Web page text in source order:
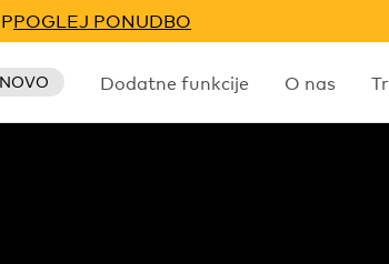
POGLEJ PONUDBO
NOVO Dodatne funkcije O nas